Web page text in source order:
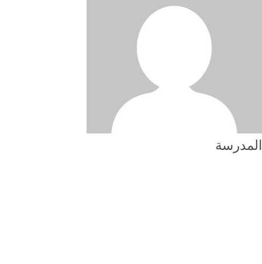
المدرسة